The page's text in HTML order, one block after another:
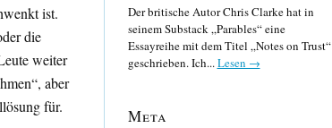
ist.
die
weiter
aber
für.
Der britische Autor Chris Clarke hat in
seinem Substack „Parables“ eine
Essayreihe mit dem Titel „Notes on Trust“
geschrieben. Ich...Lesen →
Meta